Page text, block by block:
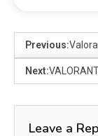
Previous:
Next:
Leave a